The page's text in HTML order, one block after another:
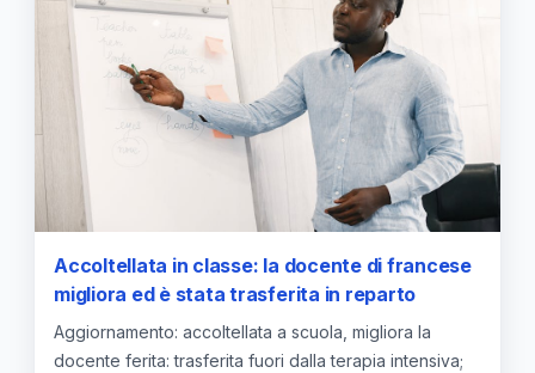
Accoltellata in classe: la docente di francese
migliora ed è stata trasferita in reparto
Aggiornamento: accoltellata a scuola, migliora la
docente ferita: trasferita fuori dalla terapia intensiva;